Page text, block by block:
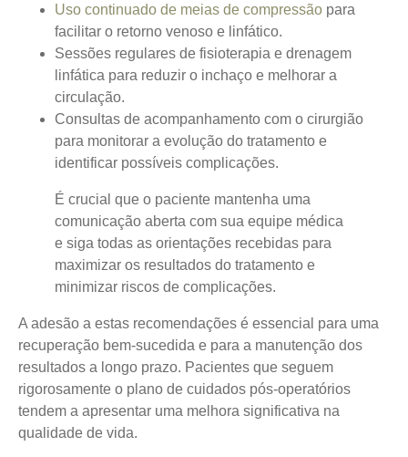
Uso continuado de meias de compressão para
facilitar o retorno venoso e linfático.
Sessões regulares de fisioterapia e drenagem
linfática para reduzir o inchaço e melhorar a
circulação.
Consultas de acompanhamento com o cirurgião
para monitorar a evolução do tratamento e
identificar possíveis complicações.
É crucial que o paciente mantenha uma
comunicação aberta com sua equipe médica
e siga todas as orientações recebidas para
maximizar os resultados do tratamento e
minimizar riscos de complicações.
A adesão a estas recomendações é essencial para uma
recuperação bem-sucedida e para a manutenção dos
resultados a longo prazo. Pacientes que seguem
rigorosamente o plano de cuidados pós-operatórios
tendem a apresentar uma melhora significativa na
qualidade de vida.